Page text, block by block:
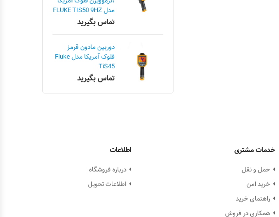
مدل FLUKE TIS50 9HZ
تماس بگیرید
دوربین مادون قرمز
فلوک آمریکا مدل Fluke
TiS45
تماس بگیرید
خدمات مشتری
حمل و نقل
خرید امن
راهنمای خرید
همکاری در فروش
اطلاعات
درباره فروشگاه
اطلاعات تحویل